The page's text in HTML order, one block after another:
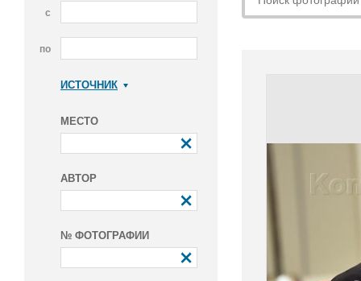
с
по
ИСТОЧНИК
МЕСТО
АВТОР
№ ФОТОГРАФИИ